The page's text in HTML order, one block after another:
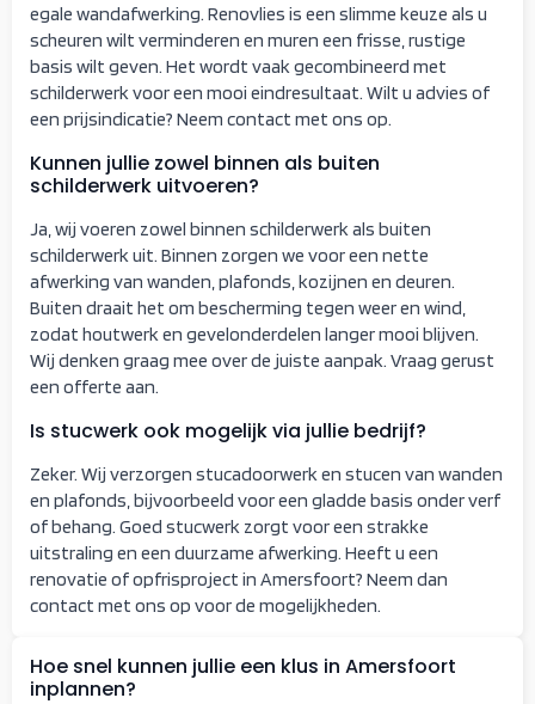
egale wandafwerking. Renovlies is een slimme keuze als u
scheuren wilt verminderen en muren een frisse, rustige
basis wilt geven. Het wordt vaak gecombineerd met
schilderwerk voor een mooi eindresultaat. Wilt u advies of
een prijsindicatie? Neem contact met ons op.
Kunnen jullie zowel binnen als buiten
schilderwerk uitvoeren?
Ja, wij voeren zowel binnen schilderwerk als buiten
schilderwerk uit. Binnen zorgen we voor een nette
afwerking van wanden, plafonds, kozijnen en deuren.
Buiten draait het om bescherming tegen weer en wind,
zodat houtwerk en gevelonderdelen langer mooi blijven.
Wij denken graag mee over de juiste aanpak. Vraag gerust
een offerte aan.
Is stucwerk ook mogelijk via jullie bedrijf?
Zeker. Wij verzorgen stucadoorwerk en stucen van wanden
en plafonds, bijvoorbeeld voor een gladde basis onder verf
of behang. Goed stucwerk zorgt voor een strakke
uitstraling en een duurzame afwerking. Heeft u een
renovatie of opfrisproject in Amersfoort? Neem dan
contact met ons op voor de mogelijkheden.
Hoe snel kunnen jullie een klus in Amersfoort
inplannen?